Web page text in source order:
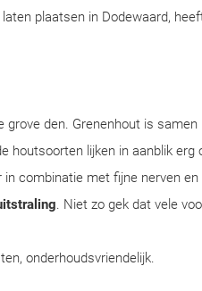
plaatsen in Dodewaard,
den. Grenenhout is
houtsoorten lijken in aanblik
combinatie met fijne nerven
. Niet zo gek dat vele
onderhoudsvriendelijk.